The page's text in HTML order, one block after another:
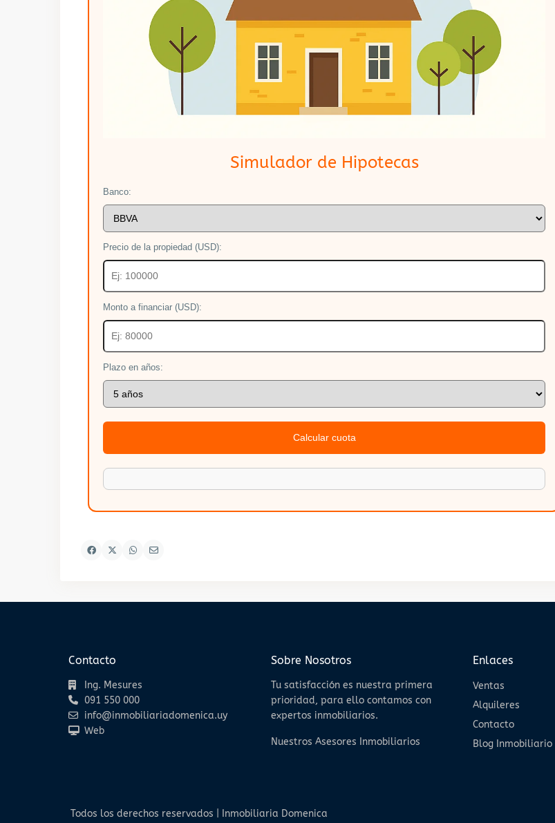
Simulador de Hipotecas
Banco:
Precio de la propiedad (USD):
Monto a financiar (USD):
Plazo en años:
Calcular cuota
Contacto
Ing. Mesures
091 550 000
info@inmobiliariadomenica.uy
Web
Sobre Nosotros
Tu satisfacción es nuestra primera
prioridad, para ello contamos con
expertos inmobiliarios.
Nuestros Asesores Inmobiliarios
Enlaces
Ventas
Alquileres
Contacto
Blog Inmobiliario
Todos los derechos reservados | Inmobiliaria Domenica